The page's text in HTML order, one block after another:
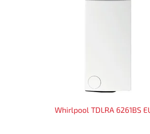
Whirlpool TDLRA 6261BS